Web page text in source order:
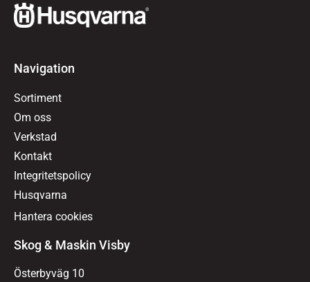
Navigation
Sortiment
Om oss
Verkstad
Kontakt
Integritetspolicy
Husqvarna
Hantera cookies
Skog & Maskin Visby
Österbyväg 10